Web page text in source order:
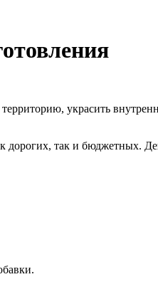
украсить
так и бюджетных.